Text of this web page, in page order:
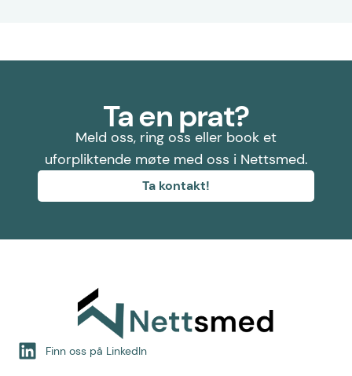
Ta en prat?
Meld oss, ring oss eller book et
uforpliktende møte med oss i Nettsmed.
Ta kontakt!
Finn oss på LinkedIn